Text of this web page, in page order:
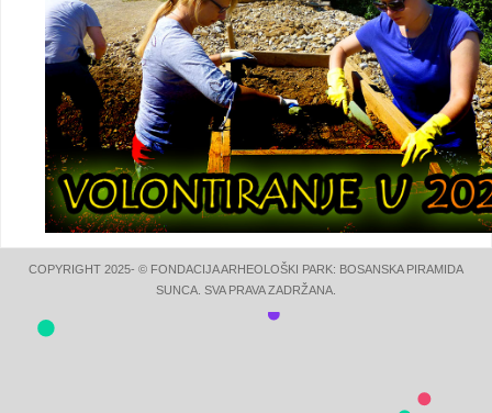
COPYRIGHT 2025- © FONDACIJA ARHEOLOŠKI PARK: BOSANSKA PIRAMIDA
SUNCA. SVA PRAVA ZADRŽANA.